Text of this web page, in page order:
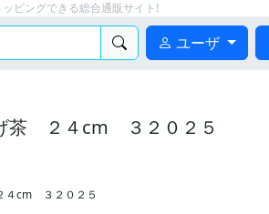
ピングできる総合通販サイト!
ユーザ
茶 ２４cm ３２０２５
cm ３２０２５